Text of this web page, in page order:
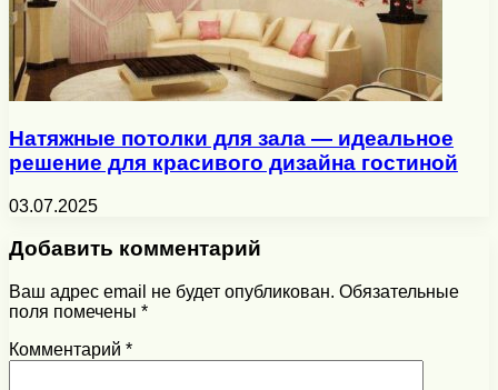
Натяжные потолки для зала — идеальное
решение для красивого дизайна гостиной
03.07.2025
Добавить комментарий
Ваш адрес email не будет опубликован. Обязательные
поля помечены *
Комментарий *